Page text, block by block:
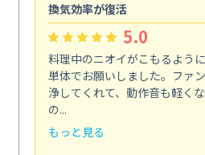
換気効率が復活
5.0
料理中のニオイがこもるよう
単体でお願いしました。ファ
浄してくれて、動作音も軽く
の...
もっと見る